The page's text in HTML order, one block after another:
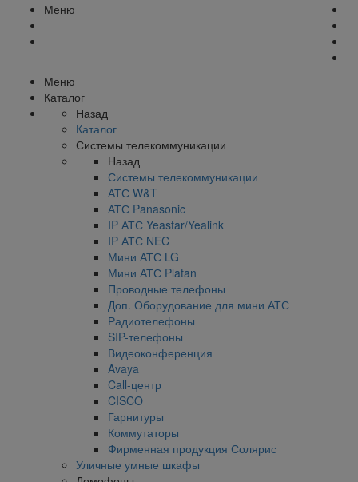
Меню
Меню
Каталог
Назад
Каталог
Системы телекоммуникации
Назад
Системы телекоммуникации
АТС W&T
АТС Panasonic
IP АТС Yeastar/Yealink
IP АТС NEC
Мини АТС LG
Мини АТС Platan
Проводные телефоны
Доп. Оборудование для мини АТС
Радиотелефоны
SIP-телефоны
Видеоконференция
Avaya
Call-центр
CISCO
Гарнитуры
Коммутаторы
Фирменная продукция Солярис
Уличные умные шкафы